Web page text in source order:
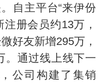
自主平台“来伊份
册会员约13万，
好友新增295万，
。通过线上线下一
公司构建了集销